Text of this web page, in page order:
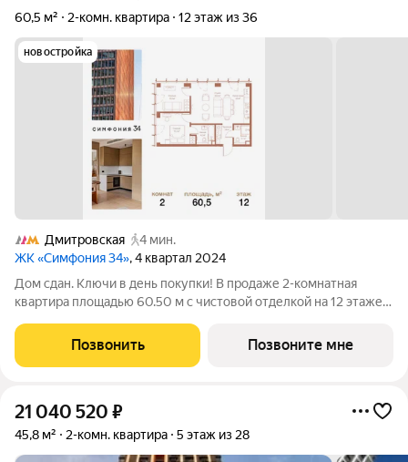
60,5 м²
2-комн. квартира 12 этаж из 36
новостройка
Дмитровская
4 мин.
ЖК «Симфония 34», 4 квартал 2024
Дом сдан. Ключи в день покупки! В продаже 2-комнатная
квартира площадью 60.50 м с чистовой отделкой на 12 этаже
концептуально новый жилой комплекс премиум-класса с
подземной парковкой, состоит из
Позвонить Позвоните мне
21 040 520 ₽
45,8 м² 2-комн. квартира 5 этаж из 28